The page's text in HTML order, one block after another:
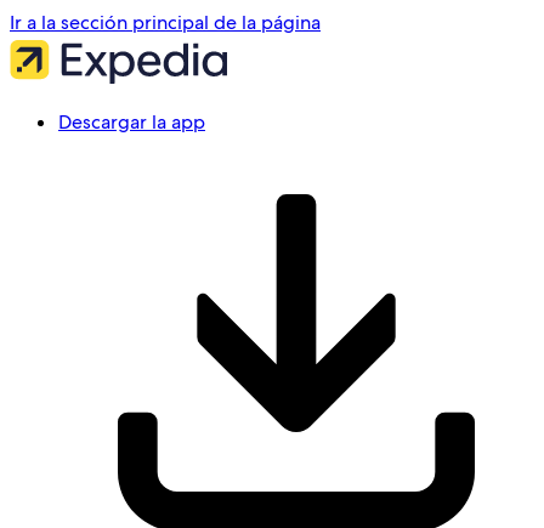
Ir a la sección principal de la página
Descargar la app